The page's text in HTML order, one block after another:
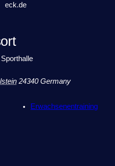
24340 Germany
eck.de
Erwachsenentraining